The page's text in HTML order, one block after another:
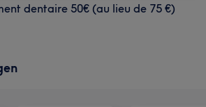
dentaire 50€ (au lieu de 75 €)